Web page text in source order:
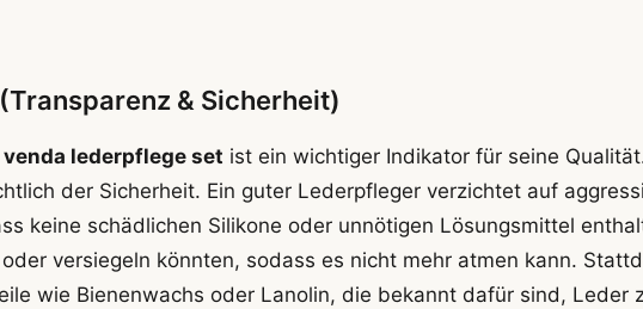
& Sicherheit)
venda lederpflege set ist ein wichtiger Indikator für seine
der Sicherheit. Ein guter Lederpfleger verzichtet auf
keine schädlichen Silikone oder unnötigen Lösungsmittel
versiegeln könnten, sodass es nicht mehr atmen kann.
wie Bienenwachs oder Lanolin, die bekannt dafür sind, Leder